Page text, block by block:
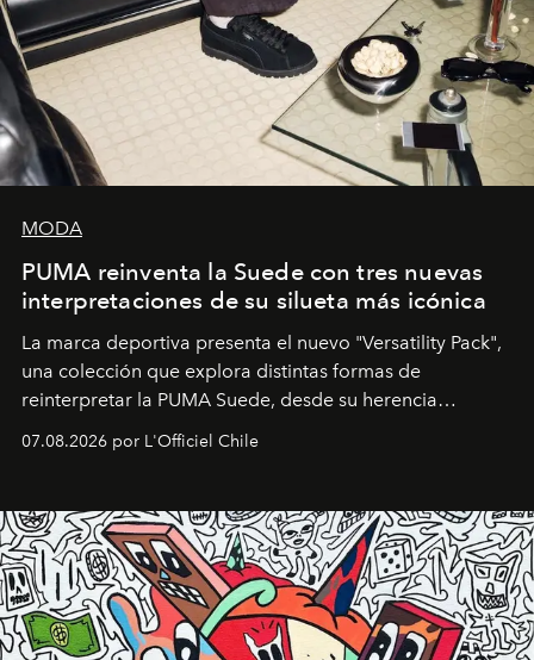
MODA
PUMA reinventa la Suede con tres nuevas
interpretaciones de su silueta más icónica
La marca deportiva presenta el nuevo "Versatility Pack",
una colección que explora distintas formas de
reinterpretar la PUMA Suede, desde su herencia
deportiva hasta una mirada moderna inspirada en el
diseño y el universo outdoor.
07.08.2026 por L'Officiel Chile